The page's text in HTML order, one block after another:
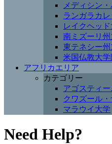
メディシン
ランガラカレ
レイクヘッド
南ミズーリ州
東テネシー州
米国仏教大学
アフリカエリア
カテゴリー
アゴスティ
クワズール
マラウイ大学
Need Help?